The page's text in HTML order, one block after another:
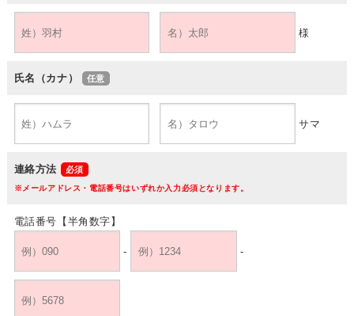
様
氏名（カナ）
サマ
連絡方法
※メールアドレス・電話番号はいずれか入力必須となります。
電話番号【半角数字】
- -